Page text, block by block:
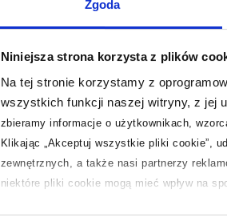
Zgoda
Niniejsza strona korzysta z plików
Na tej stronie korzystamy z
wszystkich funkcji naszej witryny, z jej
zbieramy informacje o użytkownikach,
Klikając „Akceptuj wszystkie pliki cookie”,
zewnętrznych, a także nasi partnerzy
niektóre pliki cookie mogą mieć wpływ na
Kod EAN
Wymiary z opakowaniem 96
Waga z opakowaniem
Gwarancja
Dane producenta